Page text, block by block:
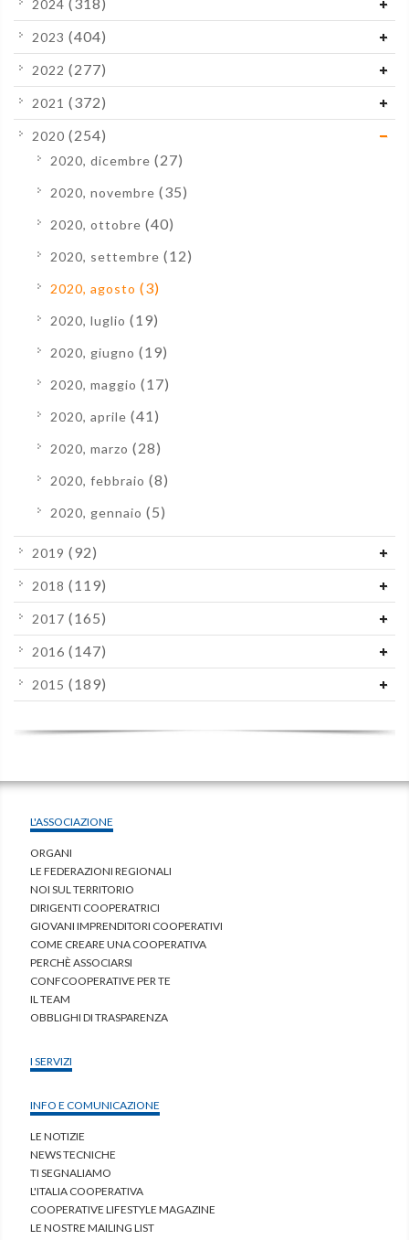
2024
2023 (404)
2022 (277)
2021 (372)
2020 (254)
2020, dicembre (27)
2020, novembre (35)
2020, ottobre (40)
2020, settembre (12)
2020, agosto (3)
2020, luglio (19)
2020, giugno (19)
2020, maggio (17)
2020, aprile (41)
2020, marzo (28)
2020, febbraio (8)
2020, gennaio (5)
2019 (92)
2018 (119)
2017 (165)
2016 (147)
2015 (189)
L'ASSOCIAZIONE
ORGANI
LE FEDERAZIONI REGIONALI
NOI SUL TERRITORIO
DIRIGENTI COOPERATRICI
GIOVANI IMPRENDITORI COOPERATIVI
COME CREARE UNA COOPERATIVA
PERCHÈ ASSOCIARSI
CONFCOOPERATIVE PER TE
IL TEAM
OBBLIGHI DI TRASPARENZA
I SERVIZI
INFO E COMUNICAZIONE
LE NOTIZIE
NEWS TECNICHE
TI SEGNALIAMO
L'ITALIA COOPERATIVA
COOPERATIVE LIFESTYLE MAGAZINE
LE NOSTRE MAILING LIST